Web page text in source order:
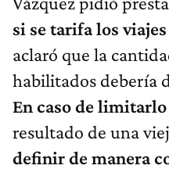
si se tarifa los
aclaró que la
habilitados debería
En caso de
resultado de una
definir de manera